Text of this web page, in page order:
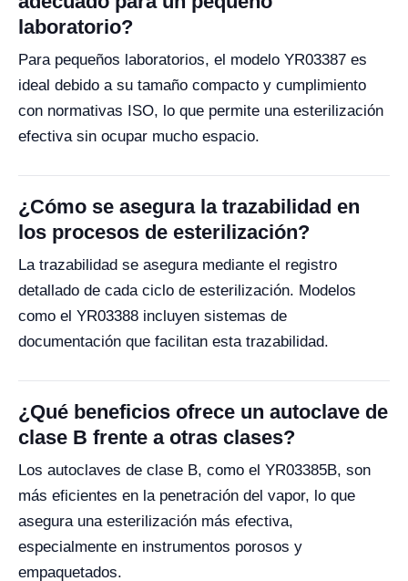
laboratorio?
Para pequeños laboratorios, el modelo YR03387 es
ideal debido a su tamaño compacto y cumplimiento
con normativas ISO, lo que permite una esterilización
efectiva sin ocupar mucho espacio.
¿Cómo se asegura la trazabilidad en
los procesos de esterilización?
La trazabilidad se asegura mediante el registro
detallado de cada ciclo de esterilización. Modelos
como el YR03388 incluyen sistemas de
documentación que facilitan esta trazabilidad.
¿Qué beneficios ofrece un autoclave de
clase B frente a otras clases?
Los autoclaves de clase B, como el YR03385B, son
más eficientes en la penetración del vapor, lo que
asegura una esterilización más efectiva,
especialmente en instrumentos porosos y
empaquetados.